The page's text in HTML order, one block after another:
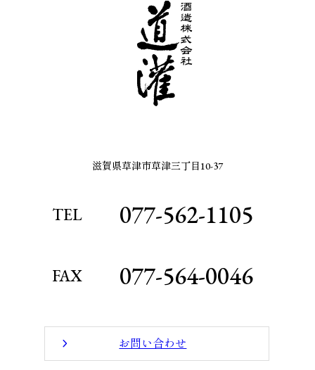
滋賀県草津市草津三丁目10-37
TEL 077-562-1105
FAX 077-564-0046
お問い合わせ